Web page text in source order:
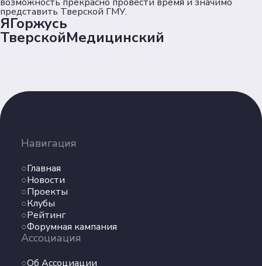
представить Тверской ГМУ.
ЯГоржусь
ТверскойМедицинский
Навигация
Главная
Новости
Проекты
Клубы
Рейтинг
Форумная кампания
Ассоциация
Об Ассоциации